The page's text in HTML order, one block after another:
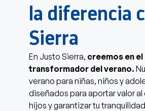
la diferencia
Sierra
En Justo Sierra, creemos en
transformador del verano.
verano para niñas, niños y
diseñados para aportar valor
hijos y garantizar tu